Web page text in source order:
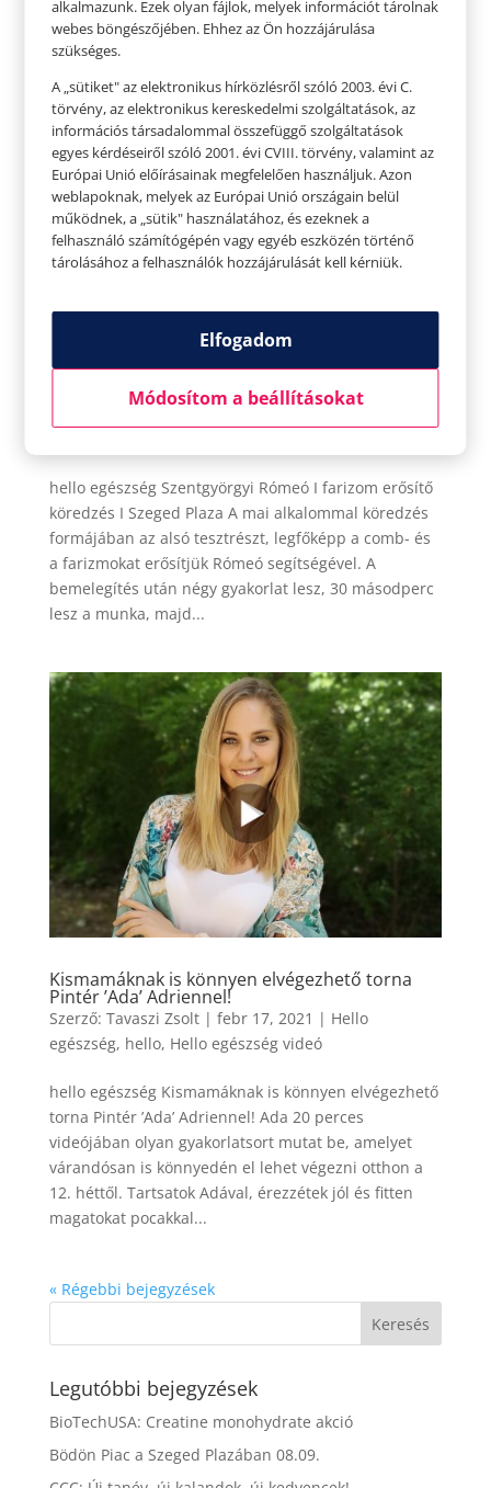
csak egy matracra és 15...
Szentgyörgyi Rómeó I farizom erősítő köredzés
I Szeged Palaza
hello egészség Szentgyörgyi Rómeó I farizom erősítő
köredzés I Szeged Plaza A mai alkalommal köredzés
formájában az alsó tesztrészt, legfőképp a comb- és
a farizmokat erősítjük Rómeó segítségével. A
bemelegítés után négy gyakorlat lesz, 30 másodperc
lesz a munka, majd...
Kismamáknak is könnyen elvégezhető torna
Pintér ’Ada’ Adriennel!
Szerző: Tavaszi Zsolt| febr 17, 2021 | Hello
egészség, hello, Hello egészség videó
hello egészség Kismamáknak is könnyen elvégezhető
torna Pintér ’Ada’ Adriennel! Ada 20 perces
videójában olyan gyakorlatsort mutat be, amelyet
várandósan is könnyedén el lehet végezni otthon a
12. héttől. Tartsatok Adával, érezzétek jól és fitten
magatokat pocakkal...
« Régebbi bejegyzések
Legutóbbi bejegyzések
BioTechUSA: Creatine monohydrate akció
Bödön Piac a Szeged Plazában 08.09.
alkalmazunk. Ezek olyan fájlok, melyek információt tárolnak
webes böngészőjében. Ehhez az Ön hozzájárulása
szükséges.
A „sütiket" az elektronikus hírközlésről szóló 2003. évi C.
törvény, az elektronikus kereskedelmi szolgáltatások, az
információs társadalommal összefüggő szolgáltatások
egyes kérdéseiről szóló 2001. évi CVIII. törvény, valamint az
Európai Unió előírásainak megfelelően használjuk. Azon
weblapoknak, melyek az Európai Unió országain belül
működnek, a „sütik" használatához, és ezeknek a
felhasználó számítógépén vagy egyéb eszközén történő
tárolásához a felhasználók hozzájárulását kell kérniük.
Elfogadom
Módosítom a beállításokat